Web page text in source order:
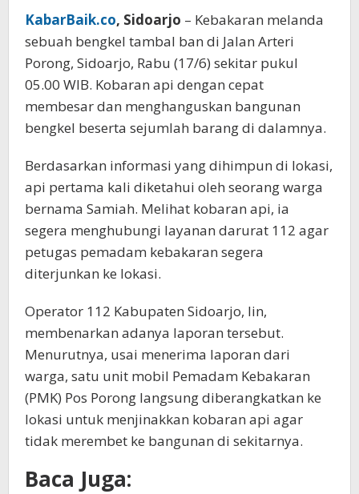
KabarBaik.co, Sidoarjo – Kebakaran melanda
sebuah bengkel tambal ban di Jalan Arteri
Porong, Sidoarjo, Rabu (17/6) sekitar pukul
05.00 WIB. Kobaran api dengan cepat
membesar dan menghanguskan bangunan
bengkel beserta sejumlah barang di dalamnya.
Berdasarkan informasi yang dihimpun di lokasi,
api pertama kali diketahui oleh seorang warga
bernama Samiah. Melihat kobaran api, ia
segera menghubungi layanan darurat 112 agar
petugas pemadam kebakaran segera
diterjunkan ke lokasi.
Operator 112 Kabupaten Sidoarjo, Iin,
membenarkan adanya laporan tersebut.
Menurutnya, usai menerima laporan dari
warga, satu unit mobil Pemadam Kebakaran
(PMK) Pos Porong langsung diberangkatkan ke
lokasi untuk menjinakkan kobaran api agar
tidak merembet ke bangunan di sekitarnya.
Baca Juga: